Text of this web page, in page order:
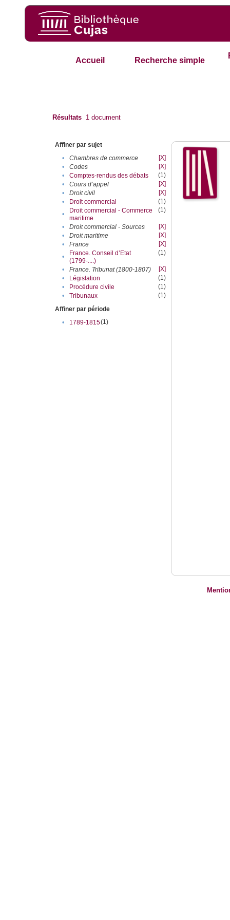
Accueil Recherche simple
Résultats 1 document
Affiner par sujet
•
Chambres de commerce
[X]
•
Codes
[X]
•
Comptes-rendus des débats
(1)
•
Cours d’appel
[X]
•
Droit civil
[X]
•
Droit commercial
(1)
•
Droit commercial - Commerce
maritime
(1)
• Droit commercial - Sources
[X]
•
Droit maritime
[X]
•
France
[X]
•
France. Conseil d’Etat
(1799-....)
(1)
• France. Tribunat (1800-1807)
[X]
•
Législation
(1)
•
Procédure civile
(1)
•
Tribunaux
(1)
Affiner par période
•
1789-1815(1)